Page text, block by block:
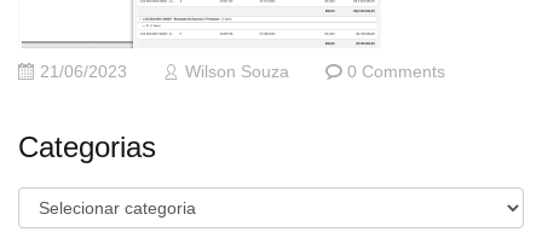
21/06/2023 Wilson Souza 0 Comments
Categorias
Categorias